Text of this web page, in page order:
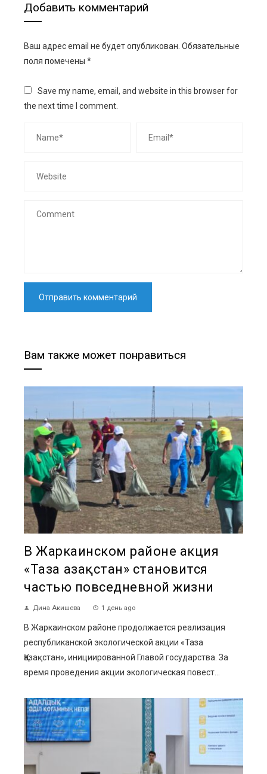
Добавить комментарий
Ваш адрес email не будет опубликован. Обязательные
поля помечены *
Save my name, email, and website in this browser for
the next time I comment.
Вам также может понравиться
В Жаркаинском районе акция
«Таза Қазақстан» становится
частью повседневной жизни
Дина Акишева 1 день ago
В Жаркаинском районе продолжается реализация
республиканской экологической акции «Таза
Қазақстан», инициированной Главой государства. За
время проведения акции экологическая повест...